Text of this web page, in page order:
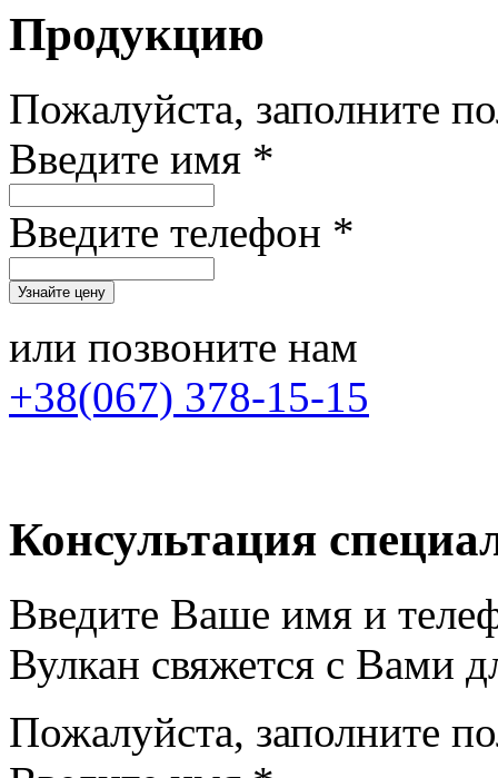
Продукцию
Пожалуйста, заполните
Введите имя *
Введите телефон *
или позвоните нам
+38(067) 378-15-15
Консультация
Введите Ваше имя и
Вулкан свяжется с Вами
Пожалуйста, заполните